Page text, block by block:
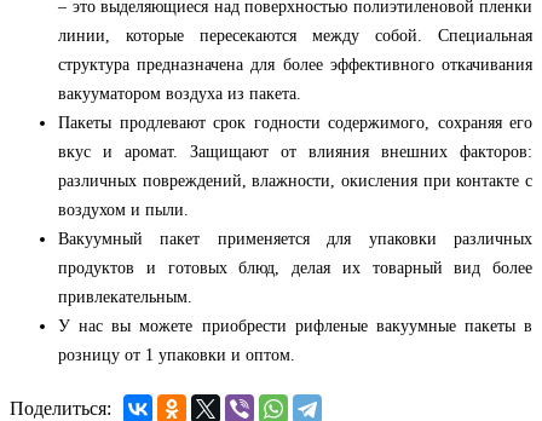
– это выделяющиеся над поверхностью полиэтиленовой пленки
линии, которые пересекаются между собой. Специальная
структура предназначена для более эффективного откачивания
вакууматором воздуха из пакета.
Пакеты продлевают срок годности содержимого, сохраняя его
вкус и аромат. Защищают от влияния внешних факторов:
различных повреждений, влажности, окисления при контакте с
воздухом и пыли.
Вакуумный пакет применяется для упаковки различных
продуктов и готовых блюд, делая их товарный вид более
привлекательным.
У нас вы можете приобрести рифленые вакуумные пакеты в
розницу от 1 упаковки и оптом.
Поделиться: